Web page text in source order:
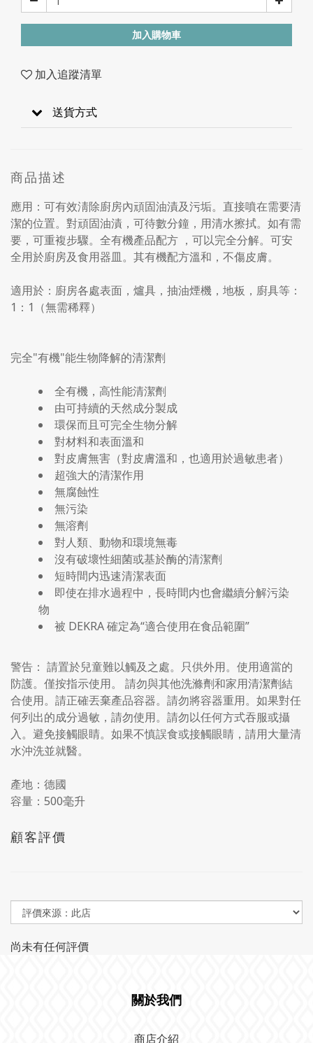
加入購物車
加入追蹤清單
送貨方式
商品描述
應用：可有效淸除廚房內頑固油漬及污垢。直接噴在需要清
潔的位置。對頑固油漬，可待數分鐘，用清水擦拭。如有需
要，可重複步驟。全有機產品配方 ，可以完全分解。可安
全用於廚房及食用器皿。其有機配方溫和，不傷皮膚。
適用於：廚房各處表面，爐具，抽油煙機，地板，廚具等：
1：1（無需稀釋）
完全"有機"能生物降解的清潔劑
全有機，高性能清潔劑
由可持續的天然成分製成
環保而且可完全生物分解
對材料和表面溫和
對皮膚無害（對皮膚溫和，也適用於過敏患者）
超強大的清潔作用
無腐蝕性
無污染
無溶劑
對人類、動物和環境無毒
沒有破壞性細菌或基於酶的清潔劑
短時間内迅速清潔表面
即使在排水過程中，長時間内也會繼續分解污染
物
被 DEKRA 確定為“適合使用在食品範圍”
警告： 請置於兒童難以觸及之處。只供外用。使用適當的
防護。僅按指示使用。 請勿與其他洗滌劑和家用清潔劑結
合使用。請正確丟棄產品容器。請勿將容器重用。如果對任
何列出的成分過敏，請勿使用。請勿以任何方式吞服或攝
入。避免接觸眼睛。如果不慎誤食或接觸眼睛，請用大量清
水沖洗並就醫。
產地：德國
容量：500毫升
顧客評價
尚未有任何評價
關於我們
商店介紹